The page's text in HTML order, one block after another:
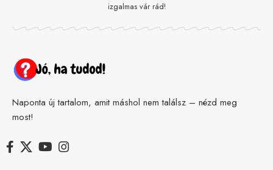
izgalmas vár rád!
Naponta új tartalom, amit máshol nem találsz – nézd meg
most!